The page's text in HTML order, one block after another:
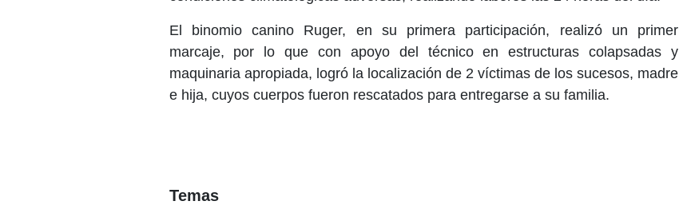
El binomio canino Ruger, en su primera participación, realizó un primer
marcaje, por lo que con apoyo del técnico en estructuras colapsadas y
maquinaria apropiada, logró la localización de 2 víctimas de los sucesos, madre
e hija, cuyos cuerpos fueron rescatados para entregarse a su familia.
Temas